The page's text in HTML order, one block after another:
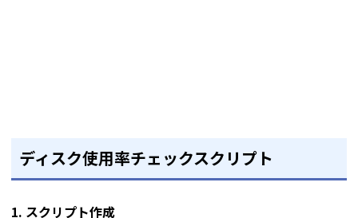
ディスク使用率チェックスクリプト
1. スクリプト作成